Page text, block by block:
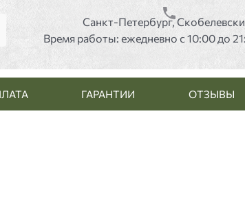
Санкт-Петербург,
Время работы: ежедневно с 10:00 до
ГАРАНТИИ ОТЗЫВЫ